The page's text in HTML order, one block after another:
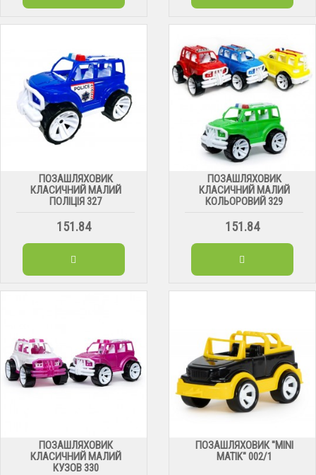
ПОЗАШЛЯХОВИК
КЛАСИЧНИЙ МАЛИЙ
ПОЛІЦІЯ 327
151.84
ПОЗАШЛЯХОВИК
КЛАСИЧНИЙ МАЛИЙ
КОЛЬОРОВИЙ 329
151.84
ПОЗАШЛЯХОВИК
КЛАСИЧНИЙ МАЛИЙ
КУЗОВ 330
ПОЗАШЛЯХОВИК "MINI
MATIK" 002/1